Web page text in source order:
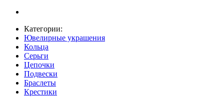
Категории:
Ювелирные украшения
Кольца
Серьги
Цепочки
Подвески
Браслеты
Крестики